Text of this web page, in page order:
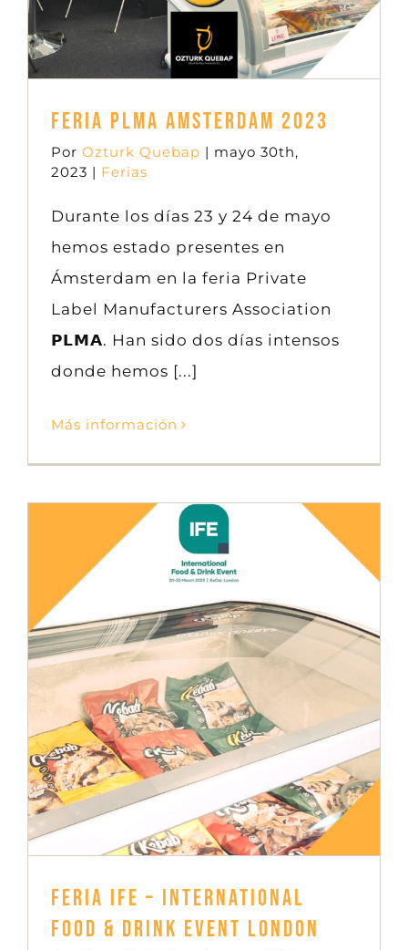
Feria PLMA Amsterdam 2023
Por Ozturk Quebap | mayo 30th,
2023 | Ferias
Durante los días 23 y 24 de mayo
hemos estado presentes en
Ámsterdam en la feria Private
Label Manufacturers Association
𝗣𝗟𝗠𝗔. Han sido dos días intensos
donde hemos [...]
Más información
Feria IFE – International Food & Drink Event
London
Ferias
Feria IFE – International
Food & Drink Event London